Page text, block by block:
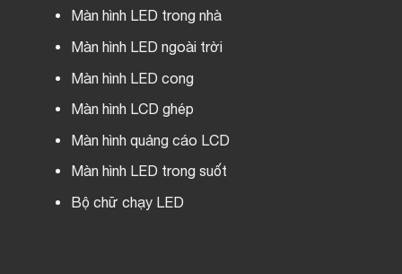
Màn hình LED trong nhà
Màn hình LED ngoài trời
Màn hình LED cong
Màn hình LCD ghép
Màn hình quảng cáo LCD
Màn hình LED trong suốt
Bộ chữ chạy LED